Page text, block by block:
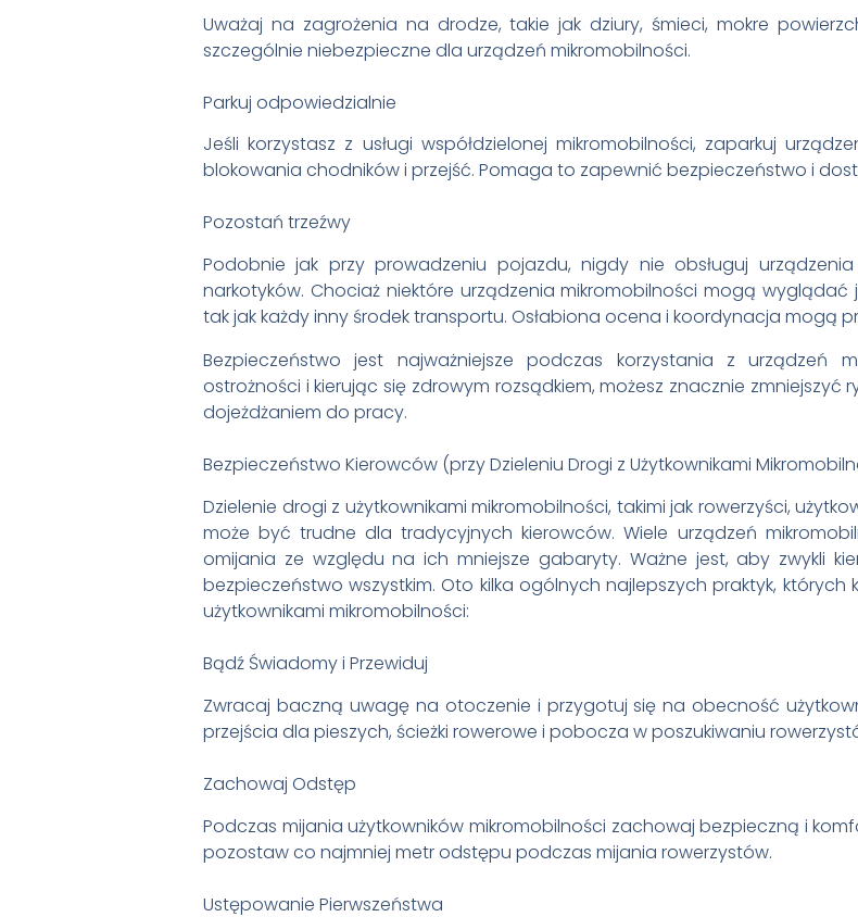
Uważaj na zagrożenia na drodze, takie jak dziury, śmieci, mokre
szczególnie niebezpieczne dla urządzeń mikromobilności.
Parkuj odpowiedzialnie
Jeśli korzystasz z usługi współdzielonej mikromobilności, zaparkuj
blokowania chodników i przejść. Pomaga to zapewnić bezpieczeństwo i
Pozostań trzeźwy
Podobnie jak przy prowadzeniu pojazdu, nigdy nie obsługuj
narkotyków. Chociaż niektóre urządzenia mikromobilności mogą
tak jak każdy inny środek transportu. Osłabiona ocena i koordynacja mogą
Bezpieczeństwo jest najważniejsze podczas korzystania z urządzeń
ostrożności i kierując się zdrowym rozsądkiem, możesz znacznie zmniejszyć
dojeżdżaniem do pracy.
Bezpieczeństwo Kierowców (przy Dzieleniu Drogi z Użytkownikami
Dzielenie drogi z użytkownikami mikromobilności, takimi jak rowerzyści,
może być trudne dla tradycyjnych kierowców. Wiele urządzeń
omijania ze względu na ich mniejsze gabaryty. Ważne jest, aby zwykli
bezpieczeństwo wszystkim. Oto kilka ogólnych najlepszych praktyk,
użytkownikami mikromobilności:
Bądź Świadomy i Przewiduj
Zwracaj baczną uwagę na otoczenie i przygotuj się na obecność
przejścia dla pieszych, ścieżki rowerowe i pobocza w poszukiwaniu
Zachowaj Odstęp
Podczas mijania użytkowników mikromobilności zachowaj bezpieczną i
pozostaw co najmniej metr odstępu podczas mijania rowerzystów.
Ustępowanie Pierwszeństwa